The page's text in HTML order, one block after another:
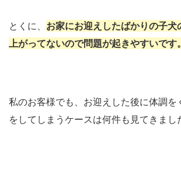
とくに、 お家にお迎えしたばかりの子犬
上がってないので問題が起きやすいです。
私のお客様でも、お迎えした後に体調を
をしてしまうケースは何件も見てきまし